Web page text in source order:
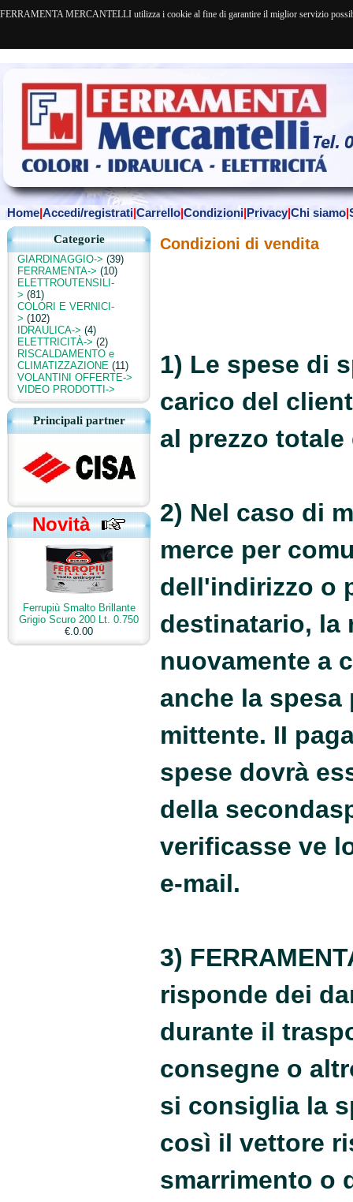
FERRAMENTA MERCANTELLI utilizza i cookie al fine di garantire il miglior servizio
Home|Accedi/registrati|Carrello|Condizioni|Privacy|Chi siamo|
Categorie
GIARDINAGGIO-> (39)
FERRAMENTA-> (10)
ELETTROUTENSILI-
> (81)
COLORI E VERNICI-
> (102)
IDRAULICA-> (4)
ELETTRICITÀ-> (2)
RISCALDAMENTO e
CLIMATIZZAZIONE (11)
VOLANTINI OFFERTE->
VIDEO PRODOTTI->
Principali partner
Novità
Ferrupiù Smalto Brillante
Grigio Scuro 200 Lt. 0.750
€.0.00
Condizioni di vendita
1) Le spese di
carico del
al prezzo totale
2) Nel caso di
merce per
dell'indirizzo o
destinatario, la
nuovamente a
anche la
mittente. II
spese dovrà
della seconda
verificasse ve
e-mail.
3)
risponde dei
durante il
consegne o
si consiglia la
così il vettore
smarrimento o